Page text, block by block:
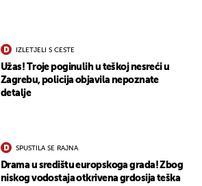
IZLETJELI S CESTE
Užas! Troje poginulih u teškoj nesreći u
Zagrebu, policija objavila nepoznate
detalje
SPUSTILA SE RAJNA
Drama u središtu europskoga grada! Zbog
niskog vodostaja otkrivena grdosija teška